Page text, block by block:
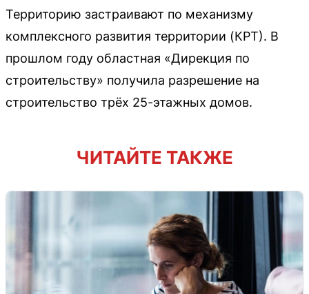
Территорию застраивают по механизму
комплексного развития территории (КРТ). В
прошлом году областная «Дирекция по
строительству» получила разрешение на
строительство трёх 25-этажных домов.
ЧИТАЙТЕ ТАКЖЕ